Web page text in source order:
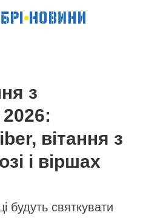
з
вітання з
і віршах
будуть святкувати